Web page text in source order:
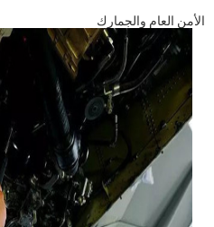
الأمن العام والجمارك